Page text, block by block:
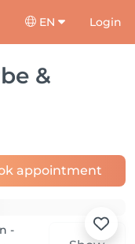
EN Login
&
appointment